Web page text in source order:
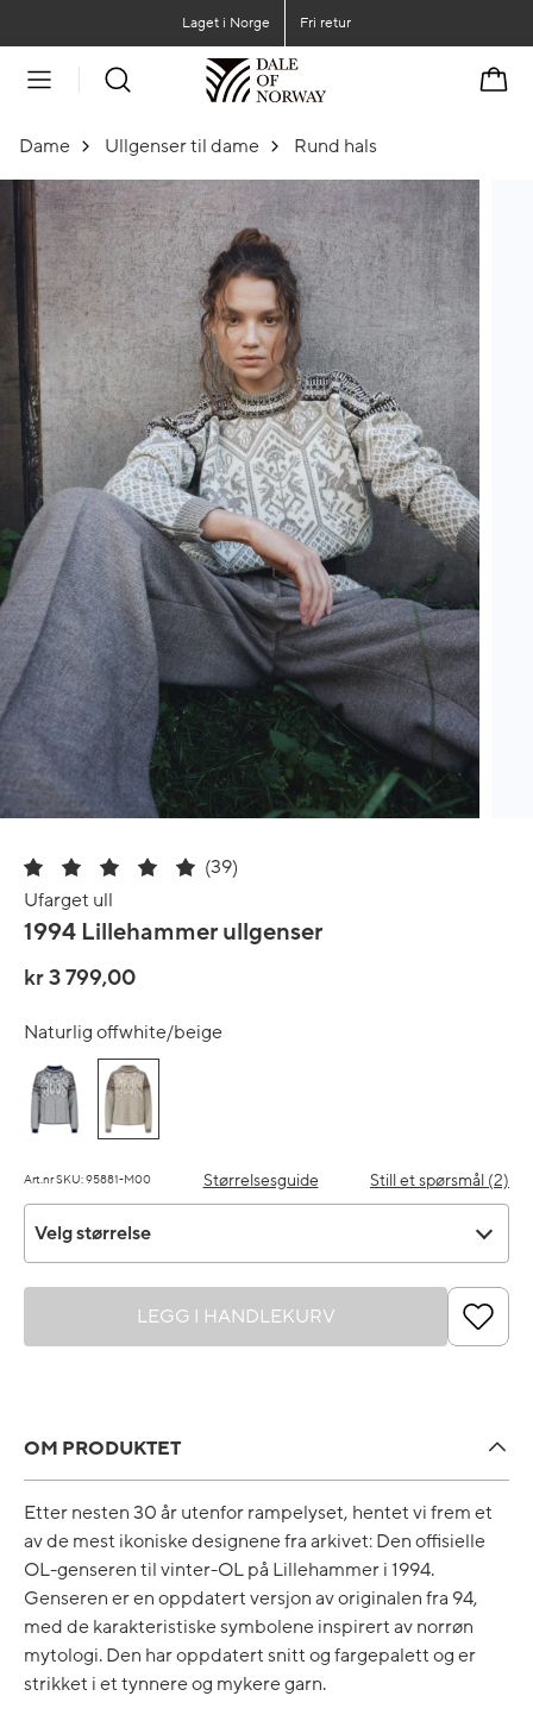
Laget i Norge Fri retur
Dame Ullgenser til dame Rund hals
(39)
Ufarget ull
1994 Lillehammer ullgenser
kr 3 799,00
Naturlig offwhite/beige
Art.nr SKU: 95881-M00 Størrelsesguide Still et spørsmål (2)
Velg størrelse
LEGG I HANDLEKURV
OM PRODUKTET
Etter nesten 30 år utenfor rampelyset, hentet vi frem et
av de mest ikoniske designene fra arkivet: Den offisielle
OL-genseren til vinter-OL på Lillehammer i 1994.
Genseren er en oppdatert versjon av originalen fra 94,
med de karakteristiske symbolene inspirert av norrøn
mytologi. Den har oppdatert snitt og fargepalett og er
strikket i et tynnere og mykere garn.